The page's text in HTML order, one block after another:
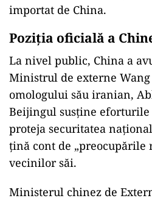
importat de China.
Poziția oficială a
La nivel public, China a
Ministrul de externe
omologului său iranian,
Beijingul susține eforturile
proteja securitatea
țină cont de „preocupările
vecinilor săi.
Ministerul chinez de